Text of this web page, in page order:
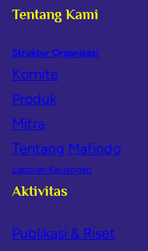
Tentang Kami
Struktur Organisasi
Komite
Produk
Mitra
Tentang Mafindo
Laporan Keuangan
Aktivitas
Publikasi & Riset